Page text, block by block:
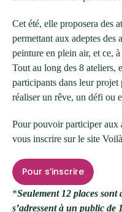
Cet été, elle proposera des
permettant aux adeptes des
peinture en plein air, et ce,
Tout au long des 8 ateliers,
participants dans leur projet
réaliser un rêve, un défi ou
Pour pouvoir participer aux
vous inscrire sur le site
Pour s’inscrire
*Seulement 12 places sont
s’adressent à un public de